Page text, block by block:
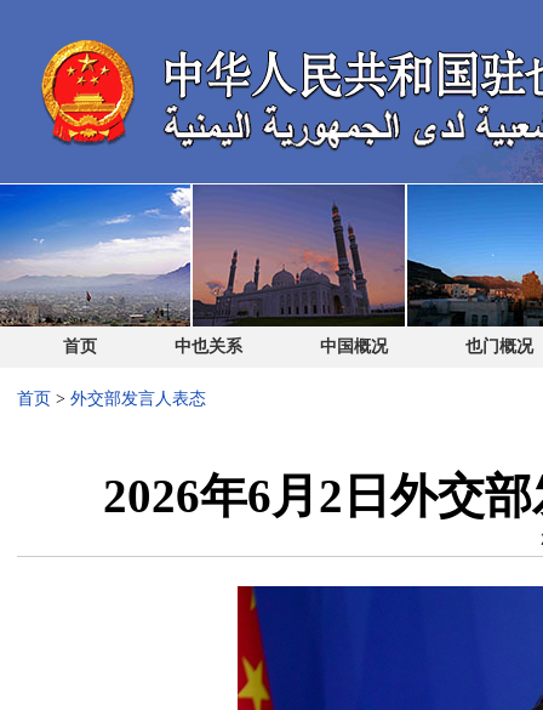
首页 中也关系 中国概况 也门概况
首页 > 外交部发言人表态
2026年6月2日外交